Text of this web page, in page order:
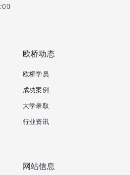
欧桥动态
欧桥学员
成功案例
大学录取
行业资讯
网站信息